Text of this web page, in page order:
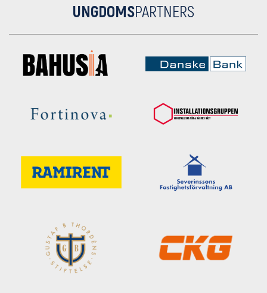
UNGDOMSPARTNERS